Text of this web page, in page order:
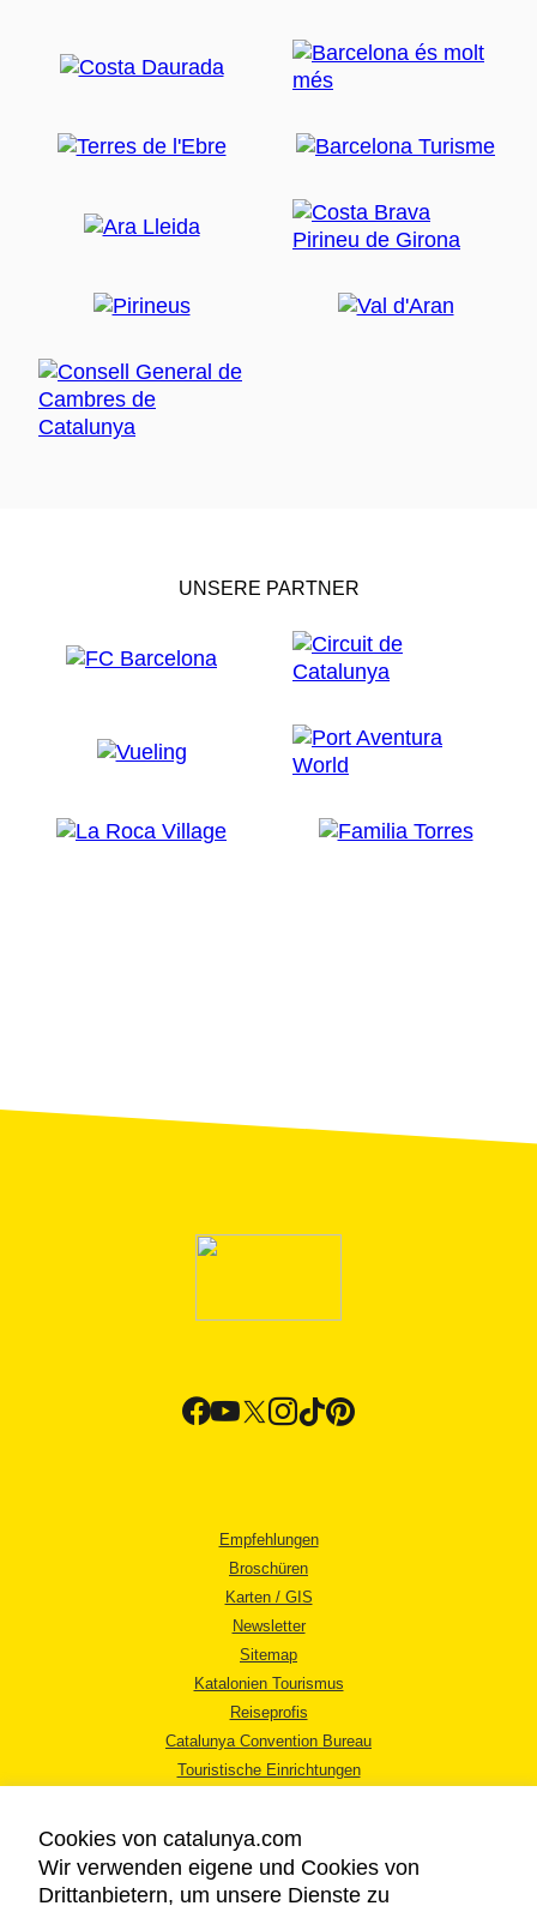
UNSERE PARTNER
Empfehlungen
Broschüren
Karten / GIS
Newsletter
Sitemap
Katalonien Tourismus
Reiseprofis
Catalunya Convention Bureau
Touristische Einrichtungen
Cookies von catalunya.com
Wir verwenden eigene und Cookies von
Drittanbietern, um unsere Dienste zu